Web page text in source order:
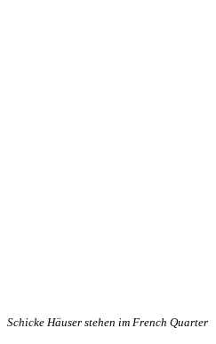
Schicke Häuser stehen im French Quarter